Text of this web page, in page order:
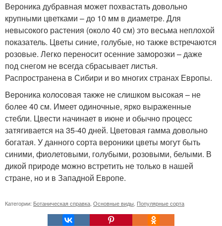
Вероника дубравная может похвастать довольно
крупными цветками – до 10 мм в диаметре. Для
невысокого растения (около 40 см) это весьма неплохой
показатель. Цветы синие, голубые, но также встречаются
розовые. Легко переносит осенние заморозки – даже
под снегом не всегда сбрасывает листья.
Распространена в Сибири и во многих странах Европы.
Вероника колосовая также не слишком высокая – не
более 40 см. Имеет одиночные, ярко выраженные
стебли. Цвести начинает в июне и обычно процесс
затягивается на 35-40 дней. Цветовая гамма довольно
богатая. У данного сорта вероники цветы могут быть
синими, фиолетовыми, голубыми, розовыми, белыми. В
дикой природе можно встретить не только в нашей
стране, но и в Западной Европе.
Категории: Ботаническая справка Основные виды Популярные сорта